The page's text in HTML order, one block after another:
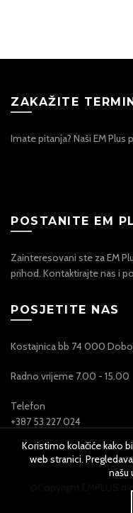
ZAKAŽITE
Imate pitanja? Naši EM
POSTANITE EM
Zainteresovani ste za EM
prihod. Kontaktirajte nas i
POSJETITE NAS
Kostajnica bb 74 000
Radno vrijeme 7.00 - 15.00
Telefon
+387 53 227 024
©Copyright EMPLUS
Koristimo kolačiće kako
web stranici.
našu